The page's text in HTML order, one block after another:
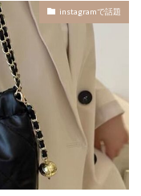
instagramで話題